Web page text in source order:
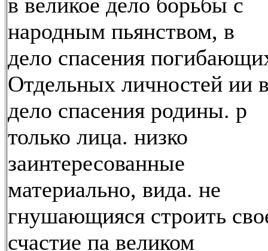
в великое дело борьбы с
народным пьянством, в
дело спасения
Отдельных личностей ии
дело спасения родины. р
только лица. низко
заинтересованные
материально, вида. не
гнушающияся строить
счастие па великом